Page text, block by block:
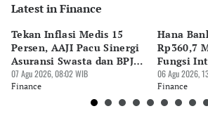
Editor
Editor
Cesilia Sasanda Eka Putri Noveliana
Nadia Agatha Pramesthi
Latest in Finance
Tekan Inflasi Medis 15
Persen, AAJI Pacu Sinergi
Asuransi Swasta dan BPJS
Kesehatan
07 Agu 2026, 08:02 WIB
Finance
Hana
Rp360,7
Fungsi
06 Agu 2026,
Finance